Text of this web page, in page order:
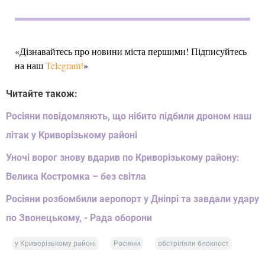
«Дізнавайтесь про новини міста першими! Підписуйтесь
на нашTelegram!»
Читайте також:
Росіяни повідомляють, що нібито підбили дроном наш
літак у Криворізькому районі
Уночі ворог знову вдарив по Криворізькому району:
Велика Костромка – без світла
Росіяни розбомбили аеропорт у Дніпрі та завдали удару
по Звонецькому, - Рада оборони
у Криворізькому районі Росіяни обстріляли блокпост